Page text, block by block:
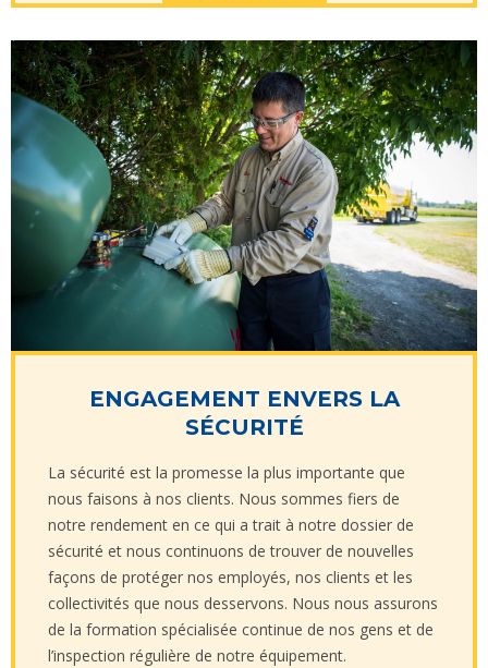
ENGAGEMENT ENVERS LA
SÉCURITÉ
La sécurité est la promesse la plus importante que
nous faisons à nos clients. Nous sommes fiers de
notre rendement en ce qui a trait à notre dossier de
sécurité et nous continuons de trouver de nouvelles
façons de protéger nos employés, nos clients et les
collectivités que nous desservons. Nous nous assurons
de la formation spécialisée continue de nos gens et de
l’inspection régulière de notre équipement.